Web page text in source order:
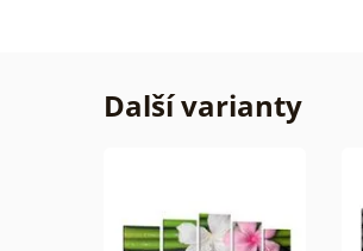
Další varianty